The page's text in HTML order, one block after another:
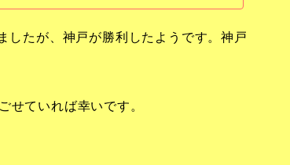
したが、神戸が勝利したようです。神戸
せていれば幸いです。